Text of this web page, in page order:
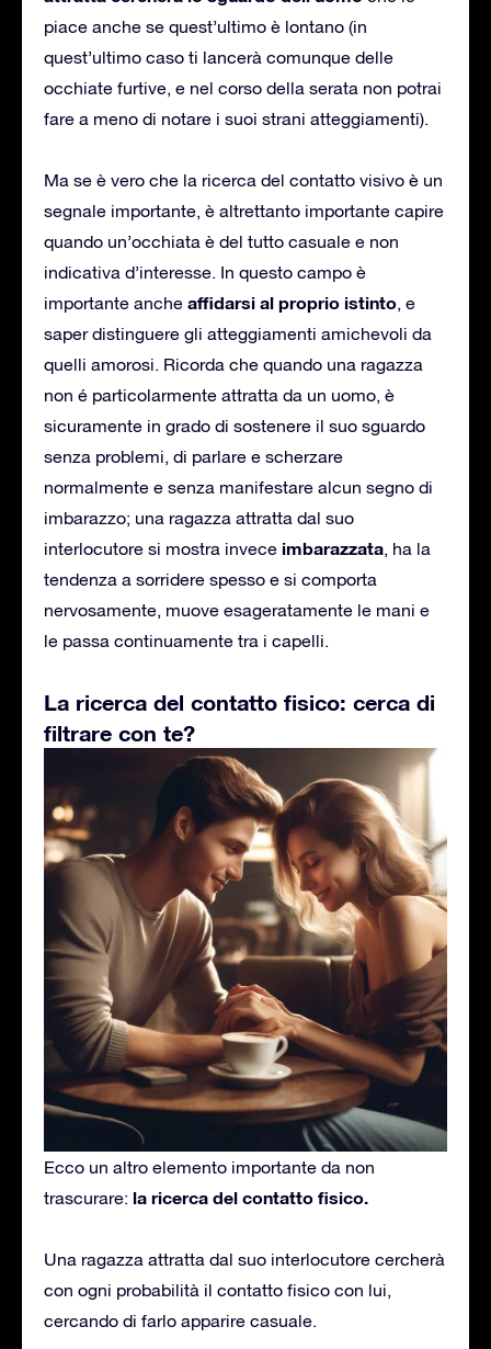
piace anche se quest’ultimo è lontano (in
quest’ultimo caso ti lancerà comunque delle
occhiate furtive, e nel corso della serata non potrai
fare a meno di notare i suoi strani atteggiamenti).
Ma se è vero che la ricerca del contatto visivo è un
segnale importante, è altrettanto importante capire
quando un’occhiata è del tutto casuale e non
indicativa d’interesse. In questo campo è
importante anche affidarsi al proprio istinto, e
saper distinguere gli atteggiamenti amichevoli da
quelli amorosi. Ricorda che quando una ragazza
non é particolarmente attratta da un uomo, è
sicuramente in grado di sostenere il suo sguardo
senza problemi, di parlare e scherzare
normalmente e senza manifestare alcun segno di
imbarazzo; una ragazza attratta dal suo
interlocutore si mostra invece imbarazzata, ha la
tendenza a sorridere spesso e si comporta
nervosamente, muove esageratamente le mani e
le passa continuamente tra i capelli.
La ricerca del contatto fisico: cerca di
filtrare con te?
Ecco un altro elemento importante da non
trascurare: la ricerca del contatto fisico.
Una ragazza attratta dal suo interlocutore cercherà
con ogni probabilità il contatto fisico con lui,
cercando di farlo apparire casuale.